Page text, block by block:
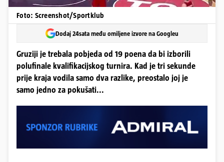
Foto: Screenshot/Sportklub
Dodaj 24sata među omiljene izvore na Googleu
Gruziji je trebala pobjeda od 19 poena da bi izborili
polufinale kvalifikacijskog turnira. Kad je tri sekunde
prije kraja vodila samo dva razlike, preostalo joj je
samo jedno za pokušati...